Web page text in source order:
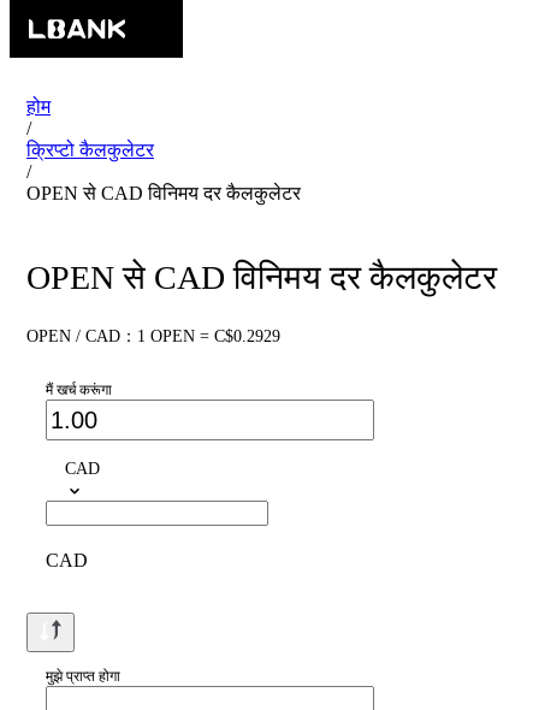
होम
/
क्रिप्टो कैलकुलेटर
/
OPEN से CAD विनिमय दर कैलकुलेटर
OPEN से CAD विनिमय दर कैलकुलेटर
OPEN / CAD：1 OPEN = C$0.2929
मैं खर्च करूंगा
CAD
CAD
मुझे प्राप्त होगा